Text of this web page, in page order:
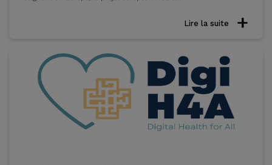
Lire la suite